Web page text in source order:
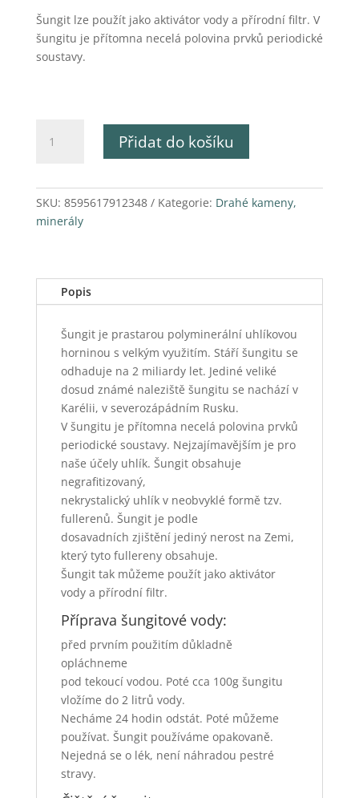
Šungit lze použít jako aktivátor vody a přírodní filtr. V
šungitu je přítomna necelá polovina prvků periodické
soustavy.
množství
Přidat do košíku
SKU: 8595617912348 Kategorie: Drahé kameny,
minerály
Popis
Šungit je prastarou polyminerální uhlíkovou
horninou s velkým využitím. Stáří šungitu se
odhaduje na 2 miliardy let. Jediné veliké
dosud známé naleziště šungitu se nachází v
Karélii, v severozápádním Rusku.
V šungitu je přítomna necelá polovina prvků
periodické soustavy. Nejzajímavějším je pro
naše účely uhlík. Šungit obsahuje
negrafitizovaný,
nekrystalický uhlík v neobvyklé formě tzv.
fullerenů. Šungit je podle
dosavadních zjištění jediný nerost na Zemi,
který tyto fullereny obsahuje.
Šungit tak můžeme použít jako aktivátor
vody a přírodní filtr.
Příprava šungitové vody:
před prvním použitím důkladně
opláchneme
pod tekoucí vodou. Poté cca 100g šungitu
vložíme do 2 litrů vody.
Necháme 24 hodin odstát. Poté můžeme
používat. Šungit používáme opakovaně.
Nejedná se o lék, není náhradou pestré
stravy.